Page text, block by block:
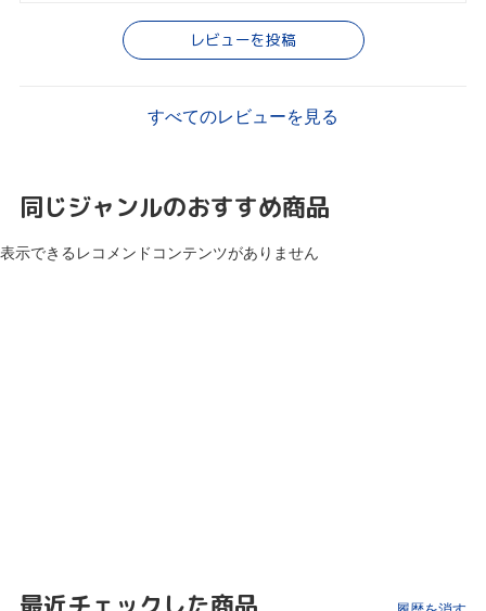
レビューを投稿
すべてのレビューを見る
同じジャンルのおすすめ商品
表示できるレコメンドコンテンツがありません